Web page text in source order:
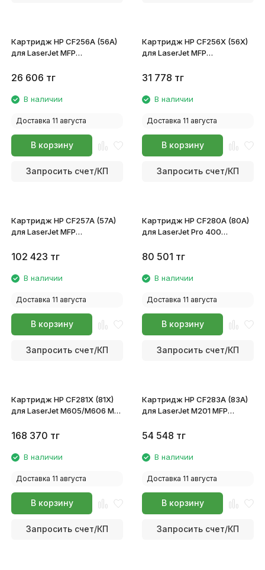
Картридж HP CF256A (56A)
для LaserJet MFP
26 606 тг
В наличии
Доставка 11 августа
В корзину
Запросить счет/КП
Картридж HP CF256X (56X)
для LaserJet MFP
31 778 тг
В наличии
Доставка 11 августа
В корзину
Запросить счет/КП
Картридж HP CF257A (57A)
для LaserJet MFP
102 423 тг
В наличии
Доставка 11 августа
В корзину
Запросить счет/КП
Картридж HP CF280A (80A)
для LaserJet Pro 400
80 501 тг
В наличии
Доставка 11 августа
В корзину
Запросить счет/КП
Картридж HP CF281X (81X)
для LaserJet M605/M606 MFP
168 370 тг
В наличии
Доставка 11 августа
В корзину
Запросить счет/КП
Картридж HP CF283A (83A)
для LaserJet M201 MFP
54 548 тг
В наличии
Доставка 11 августа
В корзину
Запросить счет/КП